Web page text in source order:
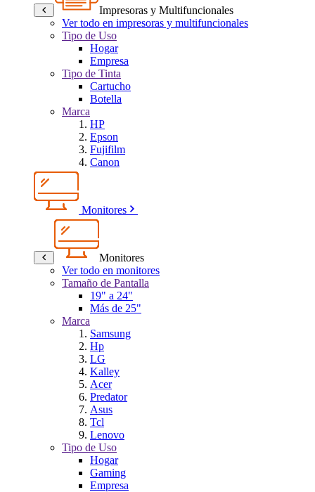
Impresoras y Multifuncionales
Ver todo en impresoras y multifuncionales
Tipo de Uso
Hogar
Empresa
Tipo de Tinta
Cartucho
Botella
Marca
HP
Epson
Fujifilm
Canon
Monitores
Monitores
Ver todo en monitores
Tamaño de Pantalla
19" a 24"
Más de 25"
Marca
Samsung
Hp
LG
Kalley
Acer
Predator
Asus
Tcl
Lenovo
Tipo de Uso
Hogar
Gaming
Empresa